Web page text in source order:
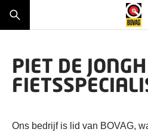
PIET DE JONGH
Ons bedrijf is lid van BOVAG,